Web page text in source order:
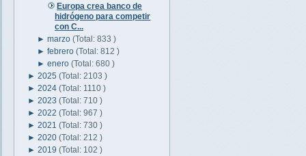
Europa crea banco de
hidrógeno para competir
con C...
►marzo(Total: 833 )
►febrero(Total: 812 )
►enero(Total: 680 )
► 2025 (Total: 2103 )
► 2024 (Total: 1110 )
► 2023 (Total: 710 )
► 2022 (Total: 967 )
► 2021 (Total: 730 )
► 2020 (Total: 212 )
► 2019 (Total: 102 )